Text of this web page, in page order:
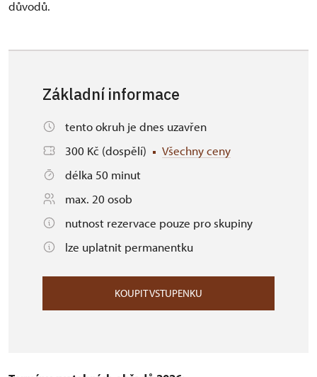
důvodů.
Základní informace
tento okruh je dnes uzavřen
300 Kč (dospělí)
Všechny ceny
délka 50 minut
max. 20 osob
nutnost rezervace pouze pro skupiny
lze uplatnit permanentku
KOUPIT VSTUPENKU